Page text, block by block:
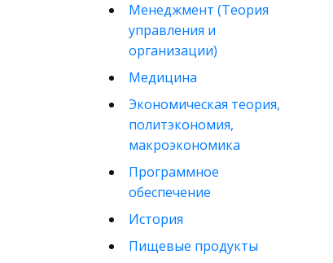
Менеджмент (Теория
управления и
организации)
Медицина
Экономическая теория,
политэкономия,
макроэкономика
Программное
обеспечение
История
Пищевые продукты